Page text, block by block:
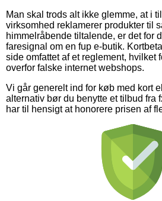
Man skal trods alt ikke glemme, at i
virksomhed reklamerer produkter til
himmelråbende tiltalende, er det for
faresignal om en fup e-butik.
side omfattet af et reglement, hvilket
overfor falske internet webshops.
Vi går generelt ind for køb med kort
alternativ bør du benytte et tilbud fra
har til hensigt at honorere prisen af